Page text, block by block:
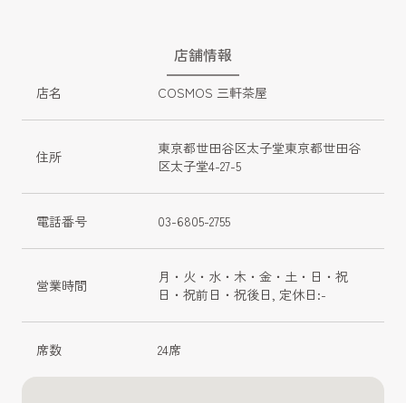
店舗情報
店名 COSMOS 三軒茶屋
住所
東京都世田谷区太子堂東京都世田谷
区太子堂4-27-5
電話番号 03-6805-2755
営業時間
月・火・水・木・金・土・日・祝
日・祝前日・祝後日, 定休日:-
席数 24席